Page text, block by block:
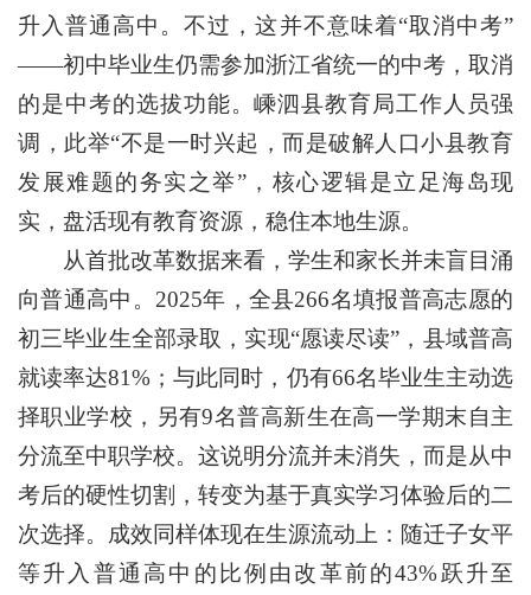
升入普通高中。不过，这并不意味着“取消中考”
——初中毕业生仍需参加浙江省统一的中考，取消
的是中考的选拔功能。嵊泗县教育局工作人员强
调，此举“不是一时兴起，而是破解人口小县教育
发展难题的务实之举”，核心逻辑是立足海岛现
实，盘活现有教育资源，稳住本地生源。
从首批改革数据来看，学生和家长并未盲目涌
向普通高中。2025年，全县266名填报普高志愿的
初三毕业生全部录取，实现“愿读尽读”，县域普高
就读率达81%；与此同时，仍有66名毕业生主动选
择职业学校，另有9名普高新生在高一学期末自主
分流至中职学校。这说明分流并未消失，而是从中
考后的硬性切割，转变为基于真实学习体验后的二
次选择。成效同样体现在生源流动上：随迁子女平
等升入普通高中的比例由改革前的43%跃升至